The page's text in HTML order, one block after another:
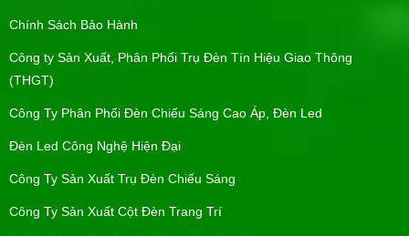
Chính Sách Bảo Hành
Công ty Sản Xuất, Phân Phối Trụ Đèn Tín Hiệu Giao Thông
(THGT)
Công Ty Phân Phối Đèn Chiếu Sáng Cao Áp, Đèn Led
Đèn Led Công Nghệ Hiện Đại
Công Ty Sản Xuất Trụ Đèn Chiếu Sáng
Công Ty Sản Xuất Cột Đèn Trang Trí